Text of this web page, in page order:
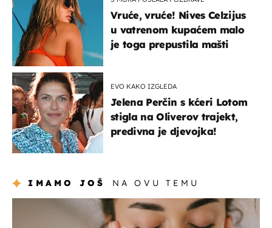
Vruće, vruće! Nives Celzijus
u vatrenom kupaćem malo
je toga prepustila mašti
EVO KAKO IZGLEDA
Jelena Perčin s kćeri Lotom
stigla na Oliverov trajekt,
predivna je djevojka!
IMAMO JOŠ NA OVU TEMU
moda & ljepota